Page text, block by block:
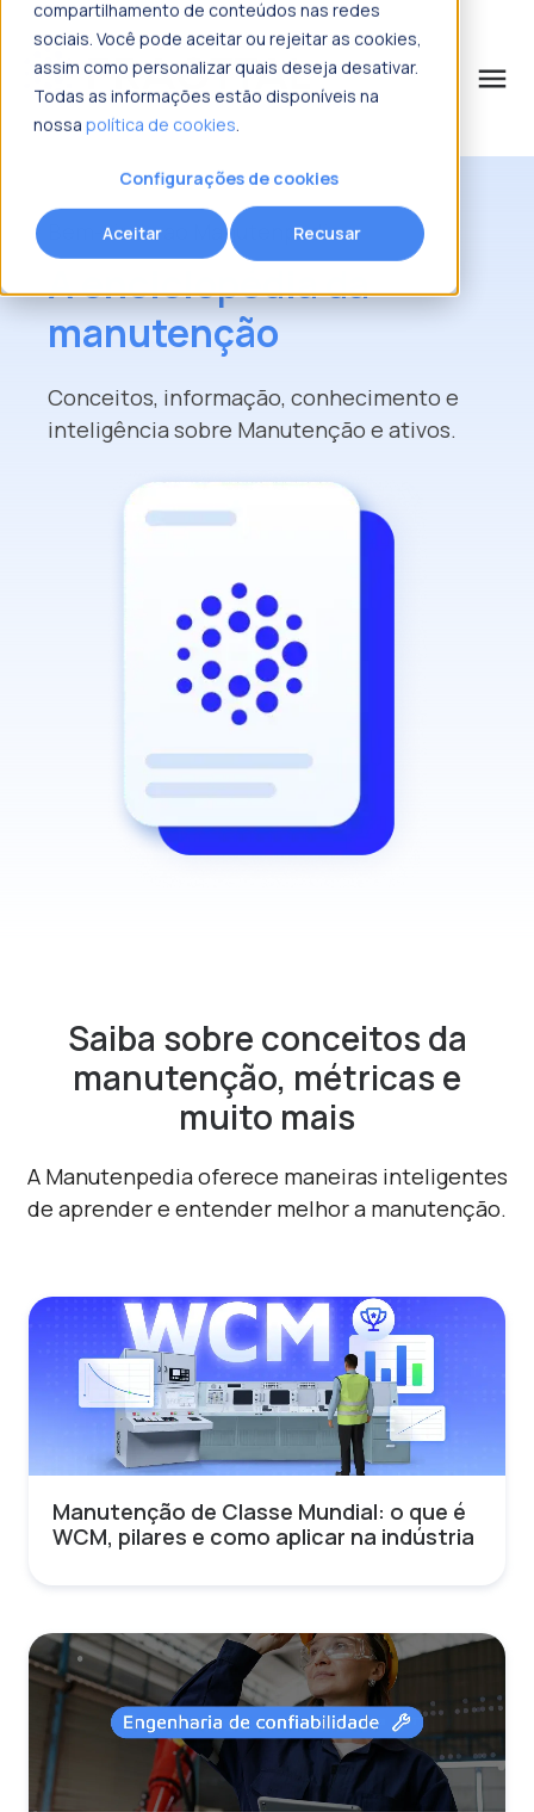
compartilhamento de conteúdos nas redes
sociais. Você pode aceitar ou rejeitar as cookies,
assim como personalizar quais deseja desativar.
Todas as informações estão disponíveis na
nossa política de cookies.
Configurações de cookies
Aceitar Recusar
menu
o que procura?
Bem-vindo ao Manutenpedia
A enciclopédia da
manutenção
Conceitos, informação, conhecimento e
inteligência sobre Manutenção e ativos.
Saiba sobre conceitos da
manutenção, métricas e
muito mais
A Manutenpedia oferece maneiras inteligentes
de aprender e entender melhor a manutenção.
Manutenção de Classe Mundial: o que é
WCM, pilares e como aplicar na indústria